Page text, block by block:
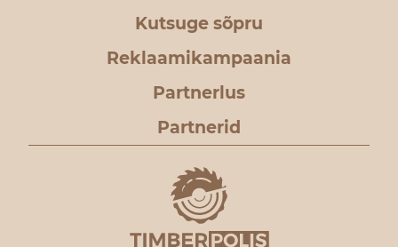
Kutsuge sõpru
Reklaamikampaania
Partnerlus
Partnerid